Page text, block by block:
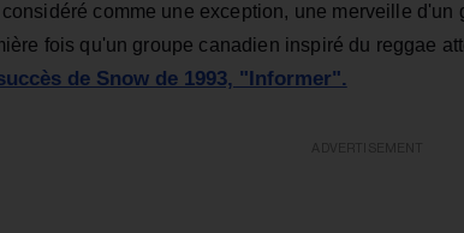
comme une exception, une merveille
fois qu'un groupe canadien inspiré du reggae
de Snow de 1993, "Informer".